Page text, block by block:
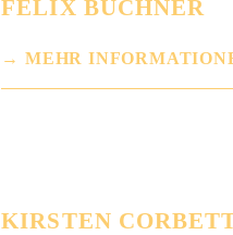
FELIX BÜCHNER
MEHR
KIRSTEN